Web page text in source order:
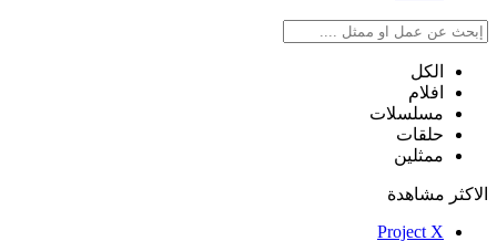
الكل
افلام
مسلسلات
حلقات
ممثلين
الاكثر مشاهدة
Project X